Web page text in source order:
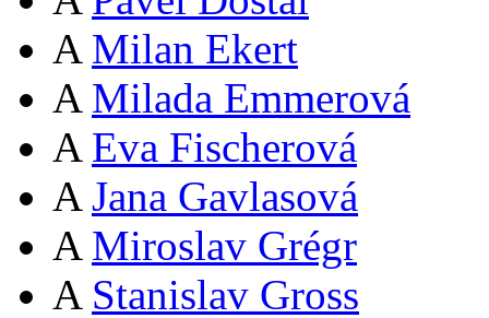
A Milan Ekert
A Milada Emmerová
A Eva Fischerová
A Jana Gavlasová
A Miroslav Grégr
A Stanislav Gross